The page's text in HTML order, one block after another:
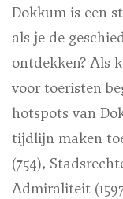
Dokkum is een
als je de
ontdekken? Als
voor toeristen
hotspots van
tijdlijn maken
(754),
Admiraliteit